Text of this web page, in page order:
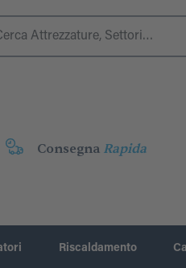
Consegna Rapida
Riscaldamento